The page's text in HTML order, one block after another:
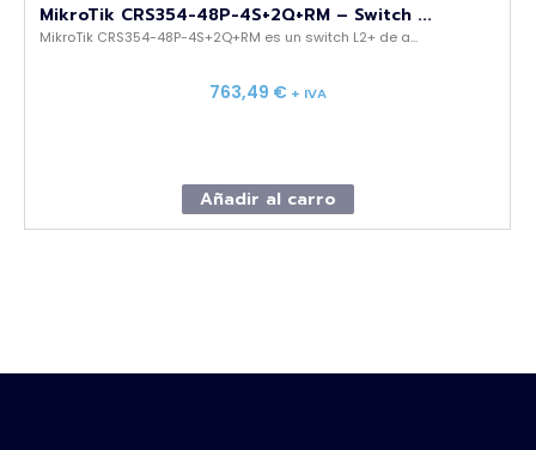
MikroTik CRS354-48P-4S+2Q+RM – Switch ...
MikroTik CRS354-48P-4S+2Q+RM es un switch L2+ de a...
763,49 € + IVA
Añadir al carro